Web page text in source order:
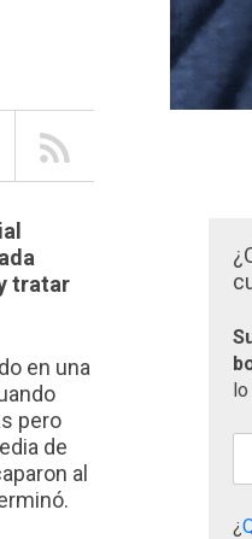
tratar
en una
pero
de
al
lo
¿